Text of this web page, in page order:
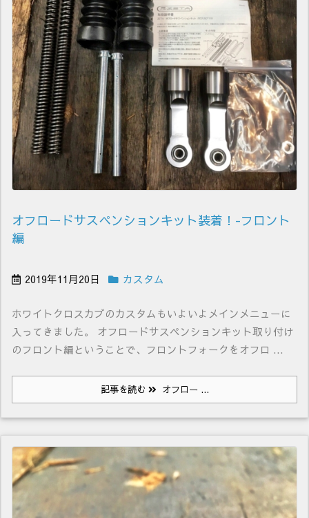
オフロードサスペンションキット装着！-フロント
編
2019年11月20日 カスタム
ホワイトクロスカブのカスタムもいよいよメインメニューに
入ってきました。 オフロードサスペンションキット取り付け
のフロント編ということで、フロントフォークをオフロ ...
記事を読む オフロー ...